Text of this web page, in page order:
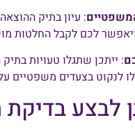
: עיון בתיק
לכם לקבל החלטות
: ייתכן שתגלו טעויות
לנקוט בצעדים משפטיים
לבצע